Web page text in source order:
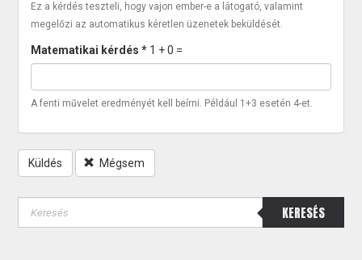
Ez a kérdés teszteli, hogy vajon ember-e a látogató, valamint
megelőzi az automatikus kéretlen üzenetek beküldését.
Matematikai kérdés* 1 + 0 =
A fenti művelet eredményét kell beírni. Például 1+3 esetén 4-et.
Küldés Mégsem
KERESÉS